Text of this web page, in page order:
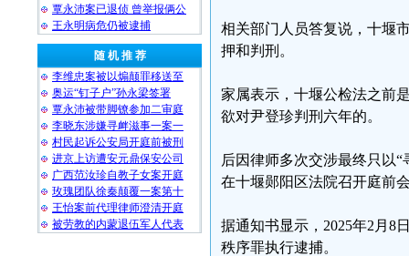
覃永沛案已退侦 曾举报俩公
王永明病危仍被逮捕
随 机 推 荐
李维忠案被以煽颠罪移送至
奥运“钉子户”孙永梁签署
覃永沛被带脚镣参加二审庭
李晓东涉嫌寻衅滋事一案一
村民起诉公安局开庭前被刑
进京上访遭安元鼎保安公司
广西范汝珍自教子女案开庭
玫瑰团队徐秦颠覆一案第十
王怡案前代理律师澄清开庭
被劳教的内蒙退伍军人代表
相关部门人员答复说，十堰
押和判刑。
家属表示，十堰公检法之前
欲对尹登珍判刑六年的。
后因律师多次交涉最终只以
在十堰郧阳区法院召开庭前
据通知书显示，2025年2月8
秩序罪执行逮捕。